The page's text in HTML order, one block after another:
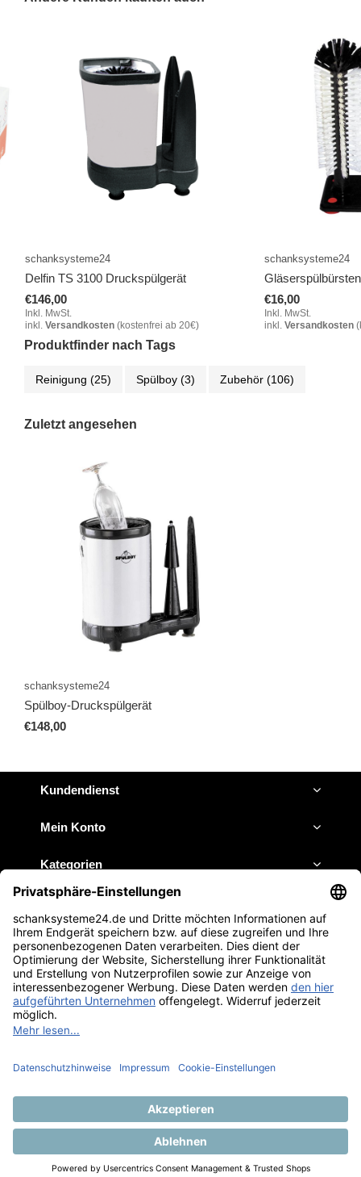
schanksysteme24
Delfin TS 3100 Druckspülgerät
€146,00
Inkl. MwSt.
inkl. Versandkosten(kostenfrei ab 20€)
schanksysteme24
€16,00
Inkl. MwSt.
inkl. Versandkosten
Produktfinder nach Tags
Reinigung (25) Spülboy (3) Zubehör (106)
Zuletzt angesehen
schanksysteme24
Spülboy-Druckspülgerät
€148,00
Kundendienst
Mein Konto
Kategorien
Impressum
JETZT ANRUFEN E-MAIL SCHREIBEN